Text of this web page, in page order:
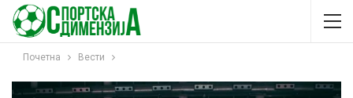
Почетна Вести